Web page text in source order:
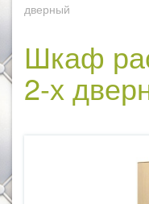
дверный
Шкаф
2-х